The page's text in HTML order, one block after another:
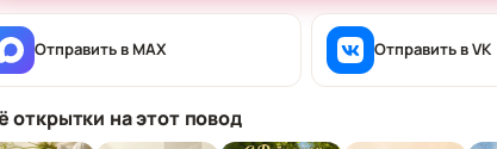
Отправить в MAX Отправить в VK
открытки на этот повод